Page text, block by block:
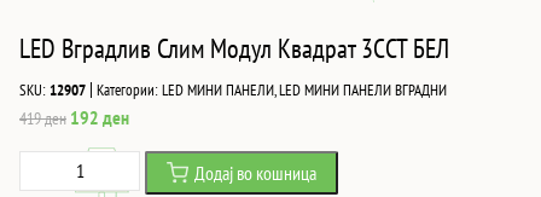
LED Вградлив Слим Модул Квадрат 3CCT БЕЛ
SKU:12907 | Категории:LED МИНИ ПАНЕЛИ,LED МИНИ ПАНЕЛИ ВГРАДНИ
419ден Original
price
was:
192 денCurrent
Додај во кошница